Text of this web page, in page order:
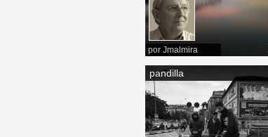
por Jmalmira
pandilla